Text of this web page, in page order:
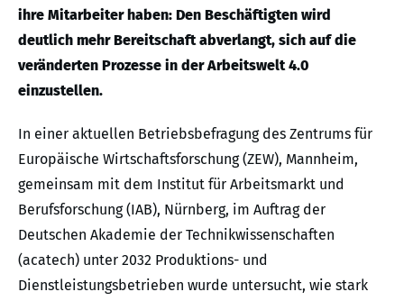
ihre Mitarbeiter haben: Den Beschäftigten wird
deutlich mehr Bereitschaft abverlangt, sich auf die
veränderten Prozesse in der Arbeitswelt 4.0
einzustellen.
In einer aktuellen Betriebsbefragung des Zentrums für
Europäische Wirtschaftsforschung (ZEW), Mannheim,
gemeinsam mit dem Institut für Arbeitsmarkt und
Berufsforschung (IAB), Nürnberg, im Auftrag der
Deutschen Akademie der Technikwissenschaften
(acatech) unter 2032 Produktions- und
Dienstleistungsbetrieben wurde untersucht, wie stark